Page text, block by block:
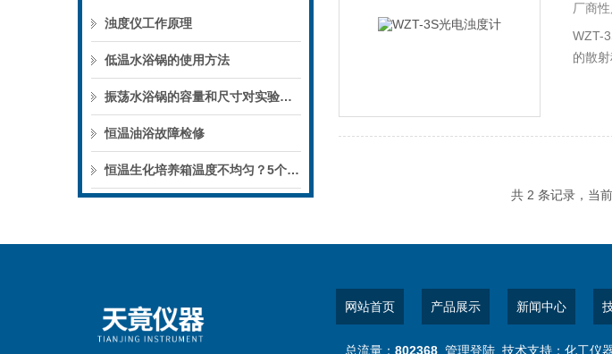
浊度仪工作原理
低温水浴锅的使用方法
振荡水浴锅的容量和尺寸对实验有什么影响？
恒温油浴故障检修
恒温生化培养箱温度不均匀？5个原因帮你快速排查
厂商性
WZT-
的散
共 2 条记录，当
网站首页 产品展示 新闻中心
总流量： 802368 管理登陆 技术支持： 化工仪